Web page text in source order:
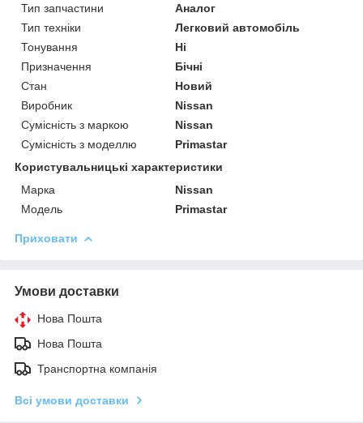
Тип запчастини
Аналог
Тип техніки
Легковий автомобіль
Тонування
Ні
Призначення
Бічні
Стан
Новий
Виробник
Nissan
Сумісність з маркою
Nissan
Сумісність з моделлю
Primastar
Користувальницькі характеристики
Марка
Nissan
Модель
Primastar
Приховати
Умови доставки
Нова Пошта
Нова Пошта
Транспортна компанія
Всі умови доставки